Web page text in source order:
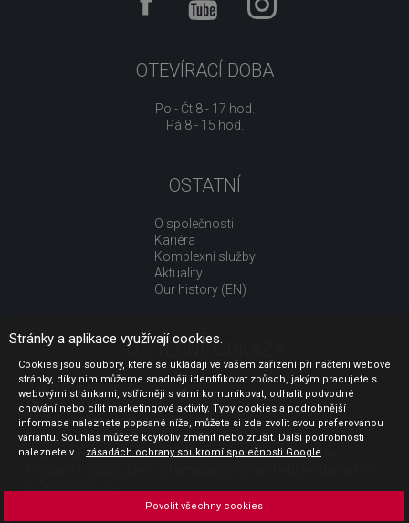
OTEVÍRACÍ DOBA
Po - Čt 8 - 17 hod.
Pá 8 - 15 hod.
OSTATNÍ
O společnosti
Kariéra
Komplexní služby
Aktuality
Our history (EN)
UŽITEČNÉ ODKAZY
Jak nakupovat
Obchodní podmínky
GDPR - ochrana osobních údajů
Profil zadavatele
Sdělení před uzavřením kupní smlouvy pro spotřebitele
Platba
Stránky a aplikace využívají cookies.
Cookies jsou soubory, které se ukládají ve vašem zařízení při načtení webové
stránky, díky nim můžeme snadněji identifikovat způsob, jakým pracujete s
webovými stránkami, vstřícněji s vámi komunikovat, odhalit podvodné
chování nebo cílit marketingové aktivity. Typy cookies a podrobnější
informace naleznete popsané níže, můžete si zde zvolit svou preferovanou
variantu. Souhlas můžete kdykoliv změnit nebo zrušit. Další podrobnosti
naleznete v
zásadách ochrany soukromí společnosti Google .
Povolit všechny cookies